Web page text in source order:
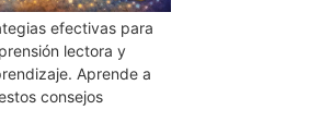
efectivas para
lectora y
Aprende a
consejos